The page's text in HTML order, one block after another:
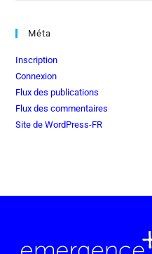
Méta
Inscription
Connexion
Flux des publications
Flux des commentaires
Site de WordPress-FR